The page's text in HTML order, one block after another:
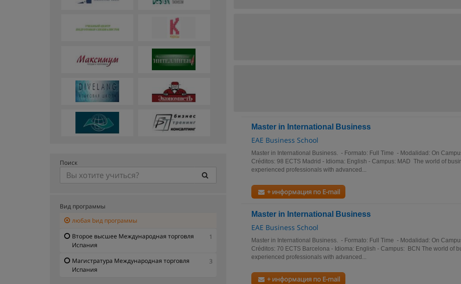
Master in International Business
EAE Business School
Master in International Business. - Formato: Full Time - Modalidad: On
Créditos: 98 ECTS Madrid - Idioma: English - Campus: MAD The world of
experienced professionals with advanced...
+ информация по E-mail
Master in International Business
EAE Business School
Master in International Business. - Formato: Full Time - Modalidad: On
Créditos: 70 ECTS Barcelona - Idioma: English - Campus: BCN The world of
experienced professionals with advanced...
+ информация по E-mail
Поиск
Вид программы
любая bид программы
Второе высшее Международная торговля
Испания
1
Магистратура Международная торговля
Испания
3